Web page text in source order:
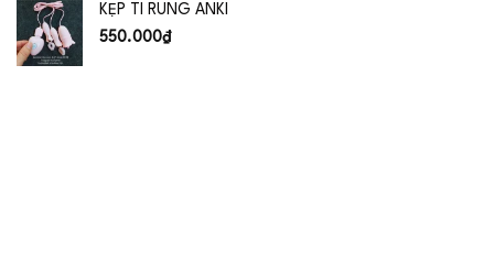
1.750.000₫.
KẸP TI RUNG ANKI
550.000₫